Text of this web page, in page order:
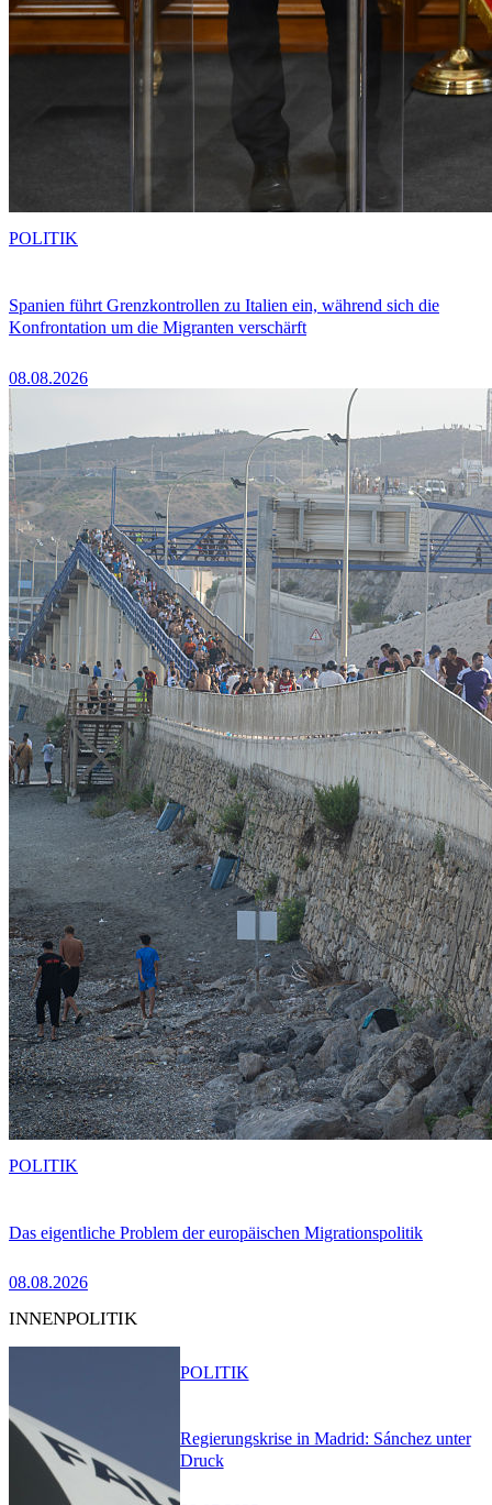
Spanien führt Grenzkontrollen zu Italien ein, während sich die
Konfrontation um die Migranten verschärft
08.08.2026
POLITIK
Das eigentliche Problem der europäischen Migrationspolitik
08.08.2026
POLITIK
INNENPOLITIK
Regierungskrise in Madrid: Sánchez unter
Druck
POLITIK